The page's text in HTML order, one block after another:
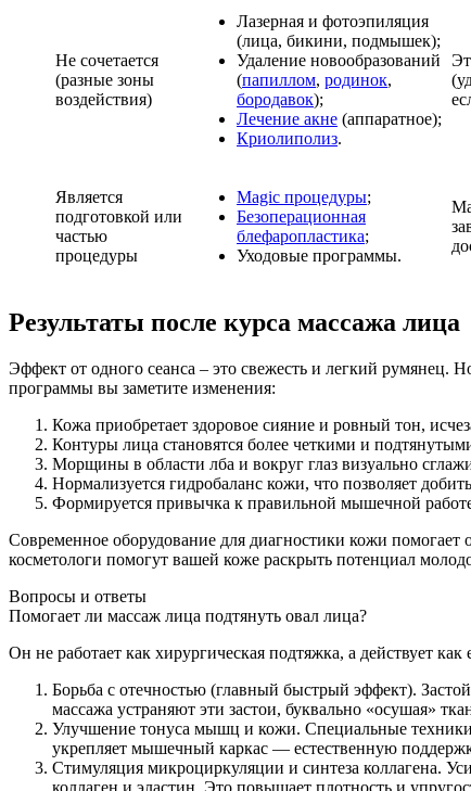
Не сочетается
(разные зоны
воздействия)
Лазерная и фотоэпиляция
(лица, бикини, подмышек);
Удаление новообразований
(папиллом, родинок,
бородавок);
Лечение акне (аппаратное);
Криолиполиз.
Является
подготовкой или
частью
процедуры
Magic процедуры;
Безоперационная
блефаропластика;
Уходовые программы.
Результаты после курса массажа лица
Эффект от одного сеанса – это свежесть и легкий
программы вы заметите изменения:
Кожа приобретает здоровое сияние и ровный тон,
Контуры лица становятся более четкими и
Морщины в области лба и вокруг глаз визуально
Нормализуется гидробаланс кожи, что позволяет
Формируется привычка к правильной мышечной
Современное оборудование для диагностики кожи
косметологи помогут вашей коже раскрыть потенциал
Вопросы и ответы
Помогает ли массаж лица подтянуть овал лица?
Он не работает как хирургическая подтяжка, а действует
Борьба с отечностью (главный быстрый эффект).
массажа устраняют эти застои, буквально «осушая»
Улучшение тонуса мышц и кожи. Специальные
укрепляет мышечный каркас — естественную
Стимуляция микроциркуляции и синтеза коллагена.
коллаген и эластин. Это повышает плотность и